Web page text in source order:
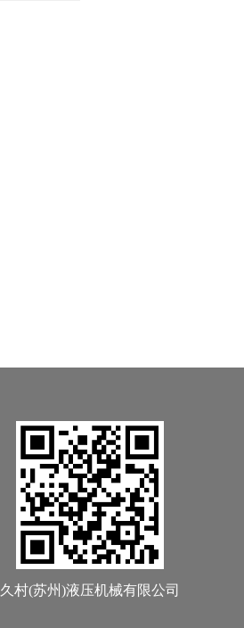
久村(苏州)液压机械有限公司